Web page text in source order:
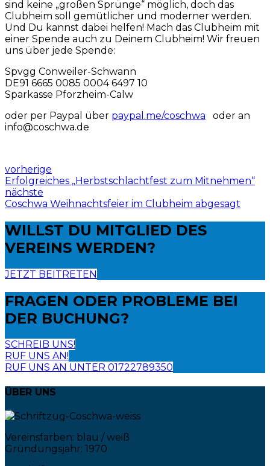
sind keine „großen Sprünge“ möglich, doch das
Clubheim soll gemütlicher und moderner werden.
Und Du kannst dabei helfen! Mach das Clubheim mit
einer Spende auch zu Deinem Clubheim! Wir freuen
uns über jede Spende:
Spvgg Conweiler-Schwann
DE91 6665 0085 0004 6497 10
Sparkasse Pforzheim-Calw
oder per Paypal über paypal.me/coschwa oder an
info@coschwa.de
vorherige
Erfolgreiches „Herbstschlachtfest zum Mitnehmen“
nächste
Coschwa Weihnachtsfeier im Clubheim abgesagt
WILLST DU MITGLIED DES
VEREINS WERDEN?
JETZT BEITRETEN
FRAGEN ODER PROBLEME BEI
DER BUCHUNG?
SCHREIB UNS!
RUF UNS AN!
RUF UNS AN UNTER 01722789350
ÜBER UNS
Vereinsfarben: blau / weiß
Gründungsjahr: 1970